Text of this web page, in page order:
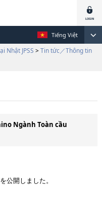
Tiếng Việt
Nhật JPSS > Tin tức／Thông tin
Ngành Toàn cầu
公開しました。